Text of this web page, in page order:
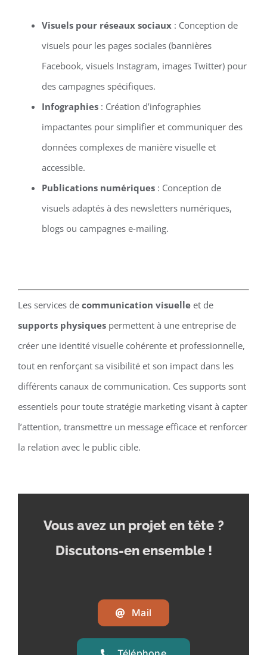
Visuels pour réseaux sociaux: Conception de
visuels pour les pages sociales (bannières
Facebook, visuels Instagram, images Twitter) pour
des campagnes spécifiques.
Infographies: Création d’infographies
impactantes pour simplifier et communiquer des
données complexes de manière visuelle et
accessible.
Publications numériques: Conception de
visuels adaptés à des newsletters numériques,
blogs ou campagnes e-mailing.
Les services de communication visuelleet de
supports physiquespermettent à une entreprise de
créer une identité visuelle cohérente et professionnelle,
tout en renforçant sa visibilité et son impact dans les
différents canaux de communication. Ces supports sont
essentiels pour toute stratégie marketing visant à capter
l’attention, transmettre un message efficace et renforcer
la relation avec le public cible.
Vous avez un projet en tête ?
Discutons-en ensemble !
Mail